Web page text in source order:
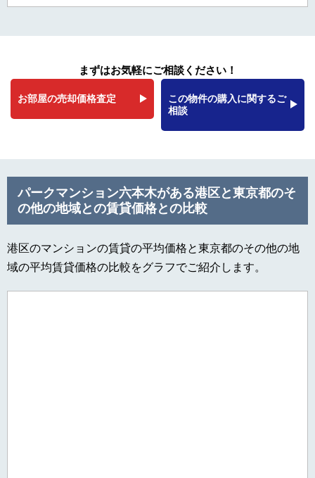
まずはお気軽にご相談ください！
お部屋の売却価格査定
この物件の購入に関するご
相談
パークマンション六本木がある港区と東京都のそ
の他の地域との賃貸価格との比較
港区のマンションの賃貸の平均価格と東京都のその他の地
域の平均賃貸価格の比較をグラフでご紹介します。